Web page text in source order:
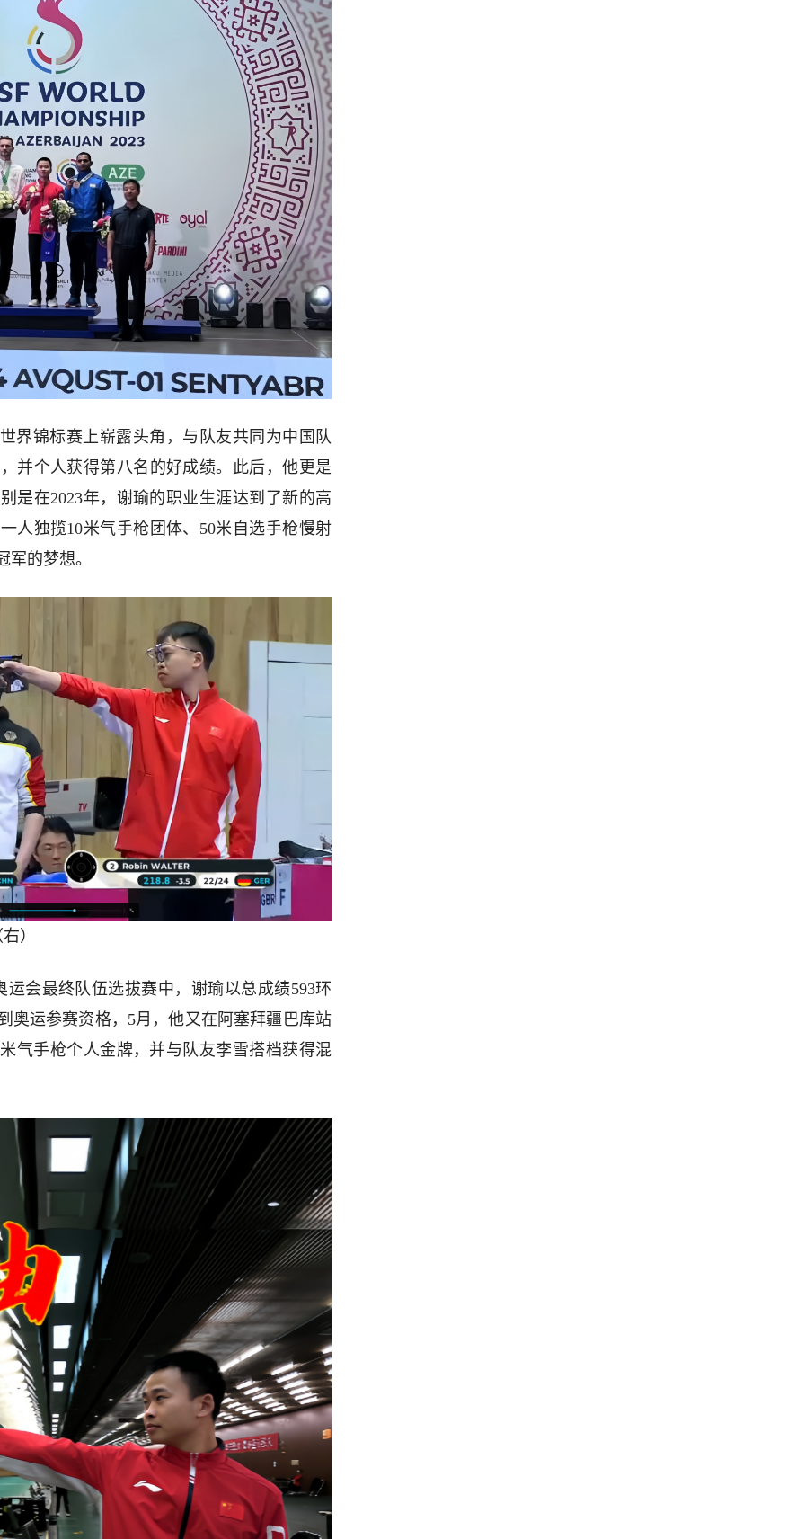
界锦标赛上崭露头角，与队友共同为中国队
并个人获得第八名的好成绩。此后，他更是
是在2023年，谢瑜的职业生涯达到了新的高
人独揽10米气手枪团体、50米自选手枪慢射
的梦想。
）
会最终队伍选拔赛中，谢瑜以总成绩593环
奥运参赛资格，5月，他又在阿塞拜疆巴库站
气手枪个人金牌，并与队友李雪搭档获得混